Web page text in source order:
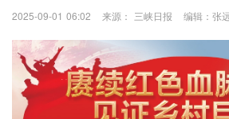
2025-09-01 06:02 来源： 三峡日报 编辑：张